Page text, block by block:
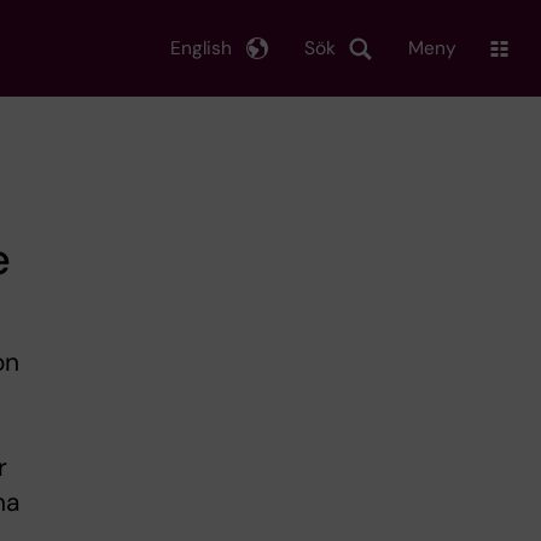
Sök
English Meny